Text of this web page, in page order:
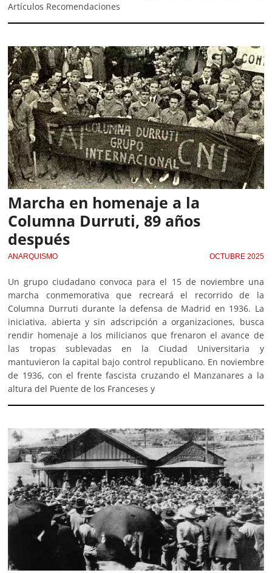
Artículos Recomendaciones
Marcha en homenaje a la
Columna Durruti, 89 años
después
ANARQUISMO OCTUBRE 2025
Un grupo ciudadano convoca para el 15 de noviembre una
marcha conmemorativa que recreará el recorrido de la
Columna Durruti durante la defensa de Madrid en 1936. La
iniciativa, abierta y sin adscripción a organizaciones, busca
rendir homenaje a los milicianos que frenaron el avance de
las tropas sublevadas en la Ciudad Universitaria y
mantuvieron la capital bajo control republicano. En noviembre
de 1936, con el frente fascista cruzando el Manzanares a la
altura del Puente de los Franceses y